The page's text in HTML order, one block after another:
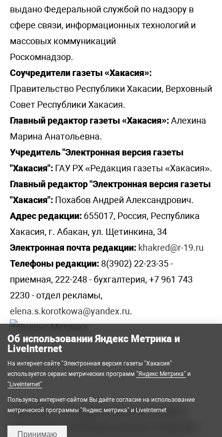
выдано Федеральной службой по надзору в
сфере связи, информационных технологий и
массовых коммуникаций
Роскомнадзор.
Соучредители газеты «Хакасия»:
Правительство Республики Хакасии, Верховный
Совет Республики Хакасия.
Главный редактор газеты «Хакасия»:Алехина
Марина Анатольевна.
Учредитель "Электронная версия газеты
"Хакасия": ГАУ РХ «Редакция газеты «Хакасия».
Главный редактор "Электронная версия газеты
"Хакасия": Похабов Андрей Александрович.
Адрес редакции: 655017, Россия, Республика
Хакасия, г. Абакан, ул. Щетинкина, 34
Электронная почта редакции: khakred@r-19.ru
Телефоны редакции: 8(3902) 22-23-35 -
приемная, 222-248 - бухгалтерия, +7 961 743
2230 - отдел рекламы,
elena.s.korotkowa@yandex.ru.
2008-2026 © Государственное автономное
учреждение Республики Хакасия «Редакция
Об использовании Яндекс Метрика и
LiveInternet
На интернет-сайте "Электронная версия газеты "Хакасия"
используется сервис метрических программ "Яндекс Метрика" и
"LiveInternet"
Пользуясь интернет-сайтом Вы даёте согласие на использование
метрической программы "Яндекс метрика" и LiveInternet
Принимаю